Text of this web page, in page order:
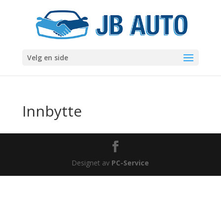
Velg en side
Innbytte
Designet av PC-Service